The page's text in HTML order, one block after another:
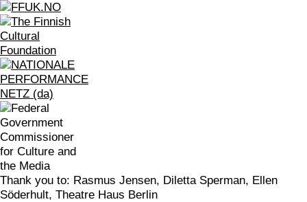
Thank you to: Rasmus Jensen, Diletta Sperman, Ellen
Söderhult, Theatre Haus Berlin